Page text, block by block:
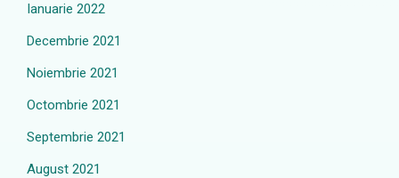
Ianuarie 2022
Decembrie 2021
Noiembrie 2021
Octombrie 2021
Septembrie 2021
August 2021